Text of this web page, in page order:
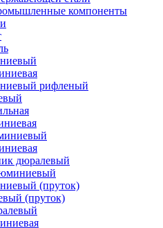
компоненты
рифленый
дюралевый
(пруток)
(пруток)